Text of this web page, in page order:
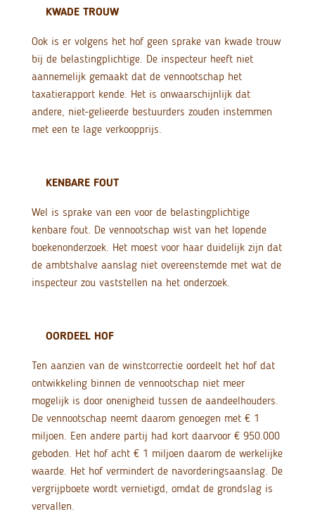
KWADE TROUW
Ook is er volgens het hof geen sprake van kwade trouw
bij de belastingplichtige. De inspecteur heeft niet
aannemelijk gemaakt dat de vennootschap het
taxatierapport kende. Het is onwaarschijnlijk dat
andere, niet-gelieerde bestuurders zouden instemmen
met een te lage verkoopprijs.
KENBARE FOUT
Wel is sprake van een voor de belastingplichtige
kenbare fout. De vennootschap wist van het lopende
boekenonderzoek. Het moest voor haar duidelijk zijn dat
de ambtshalve aanslag niet overeenstemde met wat de
inspecteur zou vaststellen na het onderzoek.
OORDEEL HOF
Ten aanzien van de winstcorrectie oordeelt het hof dat
ontwikkeling binnen de vennootschap niet meer
mogelijk is door onenigheid tussen de aandeelhouders.
De vennootschap neemt daarom genoegen met € 1
miljoen. Een andere partij had kort daarvoor € 950.000
geboden. Het hof acht € 1 miljoen daarom de werkelijke
waarde. Het hof vermindert de navorderingsaanslag. De
vergrijpboete wordt vernietigd, omdat de grondslag is
vervallen.